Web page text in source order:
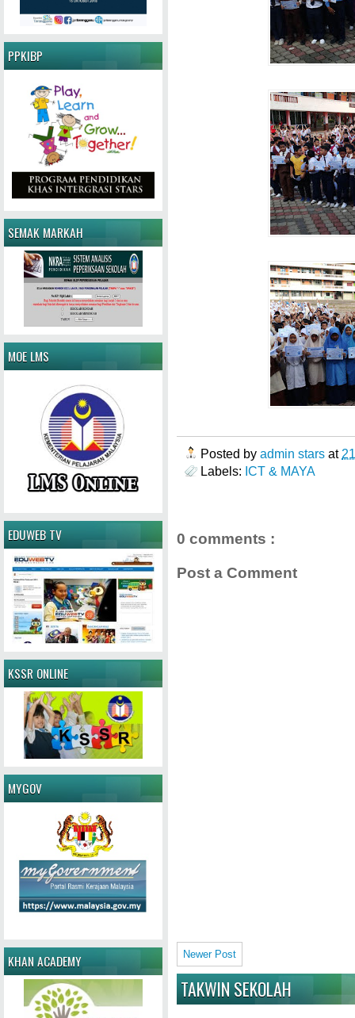
Posted by admin stars at
Labels: ICT & MAYA
0 comments :
Post a Comment
Newer Post
TAKWIN SEKOLAH
PPKIBP
SEMAK MARKAH
MOE LMS
EDUWEB TV
KSSR ONLINE
MYGOV
KHAN ACADEMY